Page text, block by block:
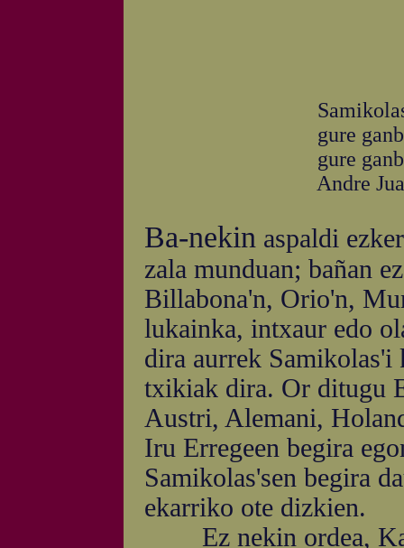
Samikolas
gure
gure ganbaran
Andre Juana
Ba-nekin aspaldi
zala munduan; bañan
Billabona'n, Orio'n,
lukainka, intxaur edo
dira aurrek
txikiak dira. Or ditugu
Austri, Alemani,
Iru Erregeen begira
Samikolas'sen begira
ekarriko ote dizkien.
Ez nekin ordea,